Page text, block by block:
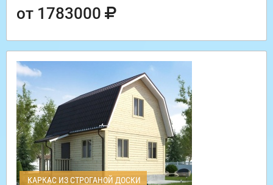
от 1783000
КАРКАС ИЗ СТРОГАНОЙ ДОСКИ